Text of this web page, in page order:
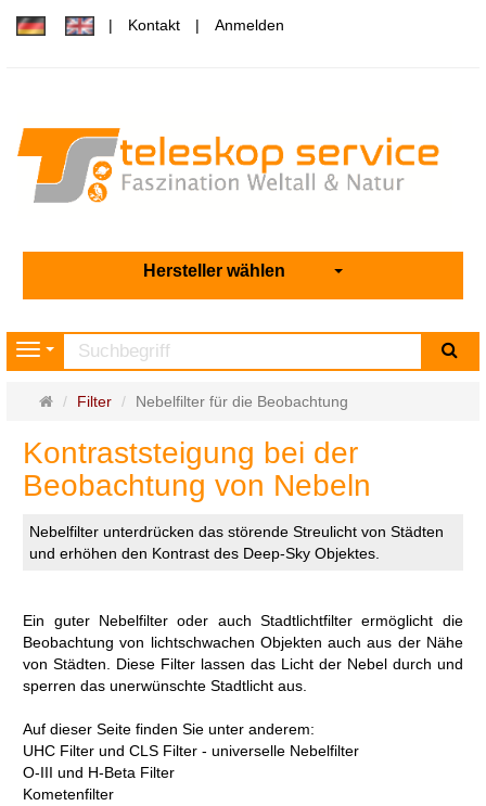
Kontakt Anmelden
Hersteller wählen
Navigation
Startseite
Filter Nebelfilter für die Beobachtung
Kontraststeigung bei der
Beobachtung von Nebeln
Nebelfilter unterdrücken das störende Streulicht von Städten
und erhöhen den Kontrast des Deep-Sky Objektes.
Ein guter Nebelfilter oder auch Stadtlichtfilter ermöglicht die
Beobachtung von lichtschwachen Objekten auch aus der Nähe
von Städten. Diese Filter lassen das Licht der Nebel durch und
sperren das unerwünschte Stadtlicht aus.
Auf dieser Seite finden Sie unter anderem:
UHC Filter und CLS Filter - universelle Nebelfilter
O-III und H-Beta Filter
Kometenfilter